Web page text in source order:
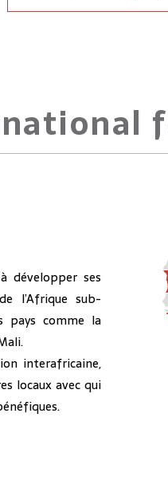
développer ses
l’Afrique sub-
pays comme la
interafricaine,
locaux avec qui